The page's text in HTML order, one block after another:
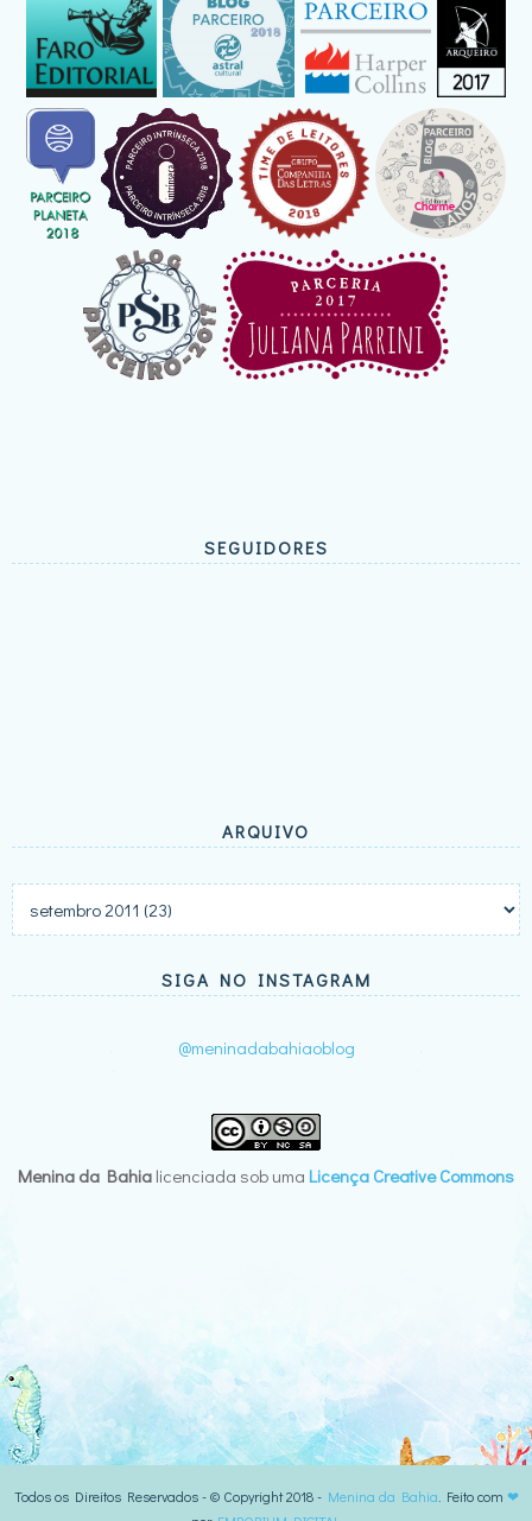
SEGUIDORES
ARQUIVO
SIGA NO INSTAGRAM
@meninadabahiaoblog
Menina da Bahia licenciada sob uma Licença Creative Commons
Todos os Direitos Reservados - © Copyright 2018 - Menina da Bahia . Feito com ❤